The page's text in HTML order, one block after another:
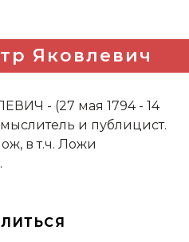
Яковлевич
- (27 мая 1794 - 14
и публицист.
в т.ч. Ложи